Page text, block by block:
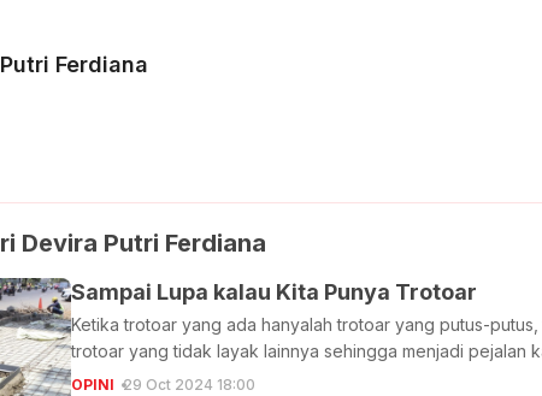
Ferdiana
Devira Putri Ferdiana
Sampai Lupa kalau Kita Punya Trotoar
Ketika trotoar yang ada hanyalah trotoar yang putus-
trotoar yang tidak layak lainnya sehingga menjadi pejalan
OPINI 29 Oct 2024 18:00